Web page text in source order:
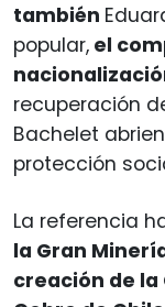
también
popular, el
recuperación
Bachelet
protección
La referencia
la Gran
creación de